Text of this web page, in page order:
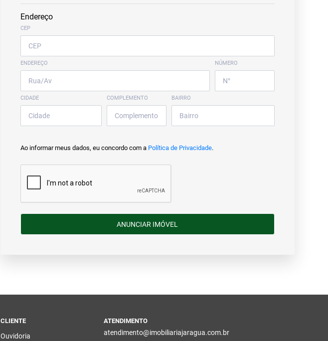
Endereço
CEP
ENDEREÇO NÚMERO
CIDADE COMPLEMENTO BAIRRO
Ao informar meus dados, eu concordo com a Política de Privacidade.
ANUNCIAR IMÓVEL
CLIENTE
Ouvidoria
ATENDIMENTO
atendimento@imobiliariajaragua.com.br